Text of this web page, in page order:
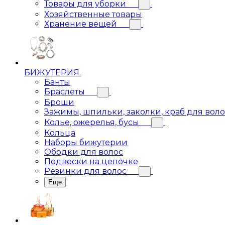
Товары для уборки
Хозяйственные товары
Хранение вещей
БИЖУТЕРИЯ
Банты
Браслеты
Броши
Зажимы, шпильки, заколки, краб для
Колье, ожерелья, бусы
Кольца
Наборы бижутерии
Ободки для волос
Подвески на цепочке
Резинки для волос
Еще